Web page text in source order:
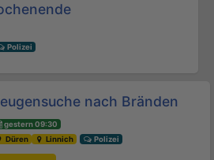
Polizei
nach Bränden
gestern 09:30
Düren
Linnich Polizei